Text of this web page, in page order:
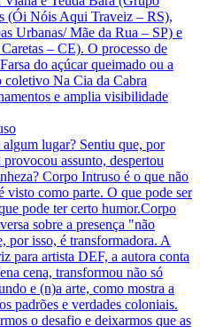
(Ói Nóis Aqui Traveiz – RS),
Urbanas/ Mãe da Rua – SP) e
– CE). O processo de
do açúcar queimado ou a
Na Cia da Cabra
e amplia visibilidade
lugar? Sentiu que, por
assunto, despertou
Corpo Intruso é o que não
visto como parte. O que pode ser
pode ter certo humor.Corpo
sobre a presença "não
por isso, é transformadora. A
para artista DEF, a autora conta
cena, transformou não só
e (n)a arte, como mostra a
padrões e verdades coloniais.
o desafio e deixarmos que as